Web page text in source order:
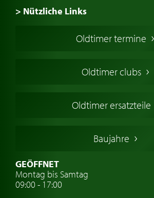
> Nützliche Links
Oldtimers in Europa
Englische Oldtimer
Deutsche Oldtimer
Schwedische Oldtimer
Oldtimer mit h-kennzeichen
Auto Oldtimer Markt
Oldtimer termine
Oldtimer clubs
Oldtimer ersatzteile
Baujahre
GEÖFFNET
Montag bis Samtag
09:00 - 17:00